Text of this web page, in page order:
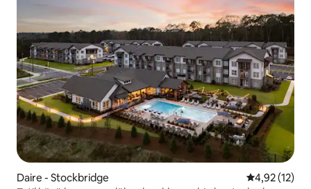
Daire - Stockbridge 5 üzerinden
4,92 (12)